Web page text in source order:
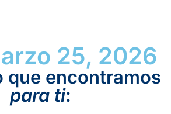
25, 2026
que encontramos
para ti: